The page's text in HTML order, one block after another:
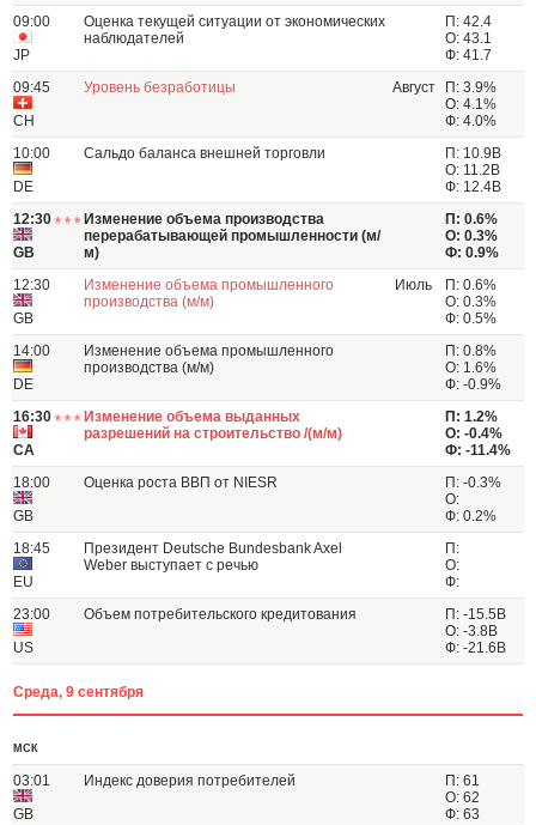
09:00
JP
Оценка текущей ситуации от экономических
наблюдателей
П: 42.4
О: 43.1
Ф: 41.7
09:45
CH
Уровень безработицы Август
П: 3.9%
О: 4.1%
Ф: 4.0%
10:00
DE
Сальдо баланса внешней торговли
П: 10.9B
О: 11.2B
Ф: 12.4B
12:30
GB
Изменение объема производства
перерабатывающей промышленности (м/
м)
П: 0.6%
О: 0.3%
Ф: 0.9%
12:30
GB
Изменение объема промышленного
производства (м/м)
Июль
П: 0.6%
О: 0.3%
Ф: 0.5%
14:00
DE
Изменение объема промышленного
производства (м/м)
П: 0.8%
О: 1.6%
Ф: -0.9%
16:30
CA
Изменение объема выданных
разрешений на строительство /(м/м)
П: 1.2%
О: -0.4%
Ф: -11.4%
18:00
GB
Оценка роста ВВП от NIESR
П: -0.3%
О:
Ф: 0.2%
18:45
EU
Президент Deutsche Bundesbank Axel
Weber выступает с речью
П:
О:
Ф:
23:00
US
Объем потребительского кредитования
П: -15.5B
О: -3.8B
Ф: -21.6B
Среда, 9 сентября
МСК
03:01
GB
Индекс доверия потребителей
П: 61
О: 62
Ф: 63